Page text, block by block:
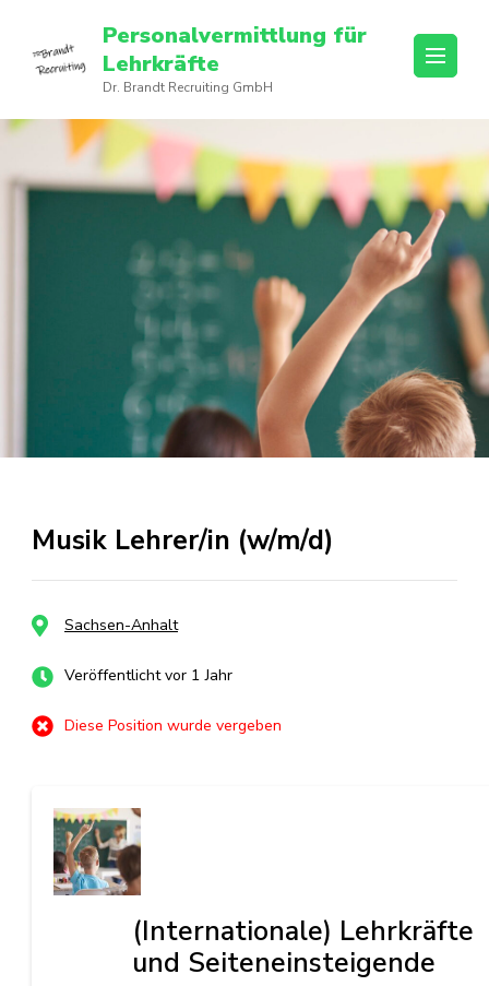
Personalvermittlung für
Lehrkräfte
Dr. Brandt Recruiting GmbH
Musik Lehrer/in (w/m/d)
Sachsen-Anhalt
Veröffentlicht vor 1 Jahr
Diese Position wurde vergeben
(Internationale) Lehrkräfte
und Seiteneinsteigende